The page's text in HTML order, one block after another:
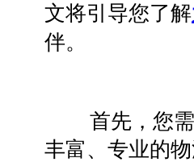
文将引导您了解
伴。
首先，您需
丰富、专业的